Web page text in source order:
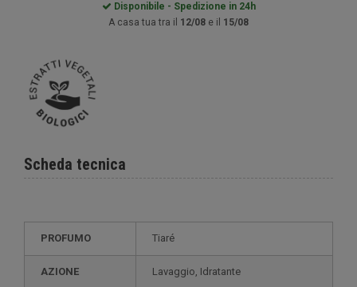
Disponibile - Spedizione in 24h
A casa tua tra il 12/08 e il 15/08
Scheda tecnica
PROFUMO Tiaré
AZIONE Lavaggio, Idratante